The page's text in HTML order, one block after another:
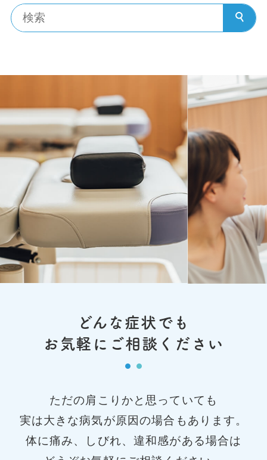
どんな症状でも
お気軽にご相談ください
ただの肩こりかと思っていても
実は大きな病気が原因の場合もあります。
体に痛み、しびれ、違和感がある場合は